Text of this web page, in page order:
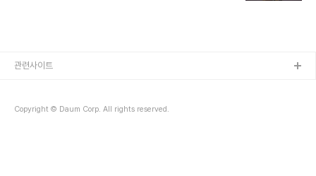
며, 기업이 지닌 IT자산과 폭넓은 호환이 이뤄질 수 있도록 한다."라고
Copyright © Daum Corp. All rights reserved.
관련사이트